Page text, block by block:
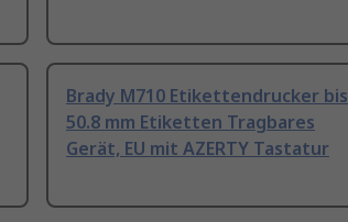
Brady M710 Etikettendrucker bis
50.8 mm Etiketten Tragbares
Gerät, EU mit AZERTY Tastatur